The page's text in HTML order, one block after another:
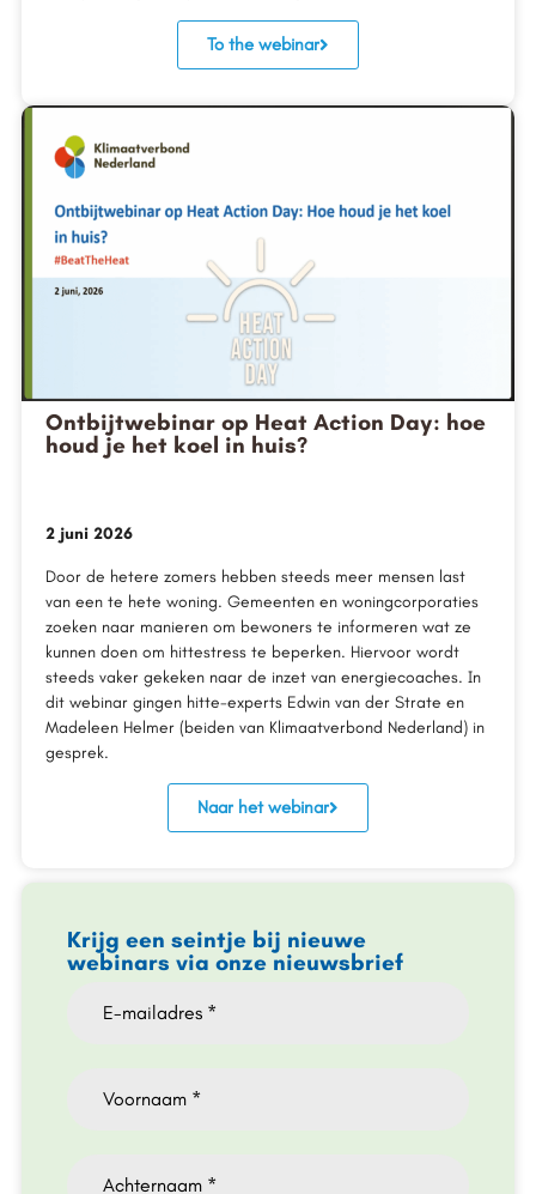
To the webinar
Ontbijtwebinar op Heat Action Day: hoe
houd je het koel in huis?
2 juni 2026
Door de hetere zomers hebben steeds meer mensen last
van een te hete woning. Gemeenten en woningcorporaties
zoeken naar manieren om bewoners te informeren wat ze
kunnen doen om hittestress te beperken. Hiervoor wordt
steeds vaker gekeken naar de inzet van energiecoaches. In
dit webinar gingen hitte-experts Edwin van der Strate en
Madeleen Helmer (beiden van Klimaatverbond Nederland) in
gesprek.
Naar het webinar
Krijg een seintje bij nieuwe
webinars via onze nieuwsbrief